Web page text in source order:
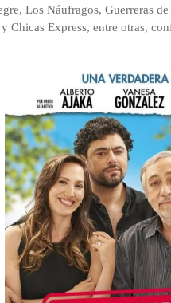
Los Náufragos, Guerreras
Chicas Express, entre otras,